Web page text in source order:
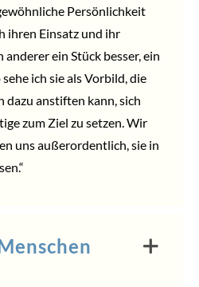
Persönlichkeit
ihren Einsatz und ihr
anderer ein Stück besser, ein
ich sie als Vorbild, die
dazu anstiften kann, sich
zum Ziel zu setzen. Wir
uns außerordentlich, sie in